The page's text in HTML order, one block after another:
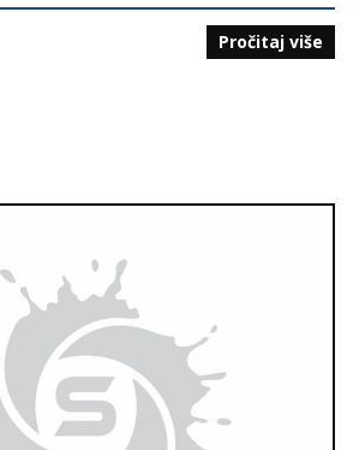
Pročitaj više